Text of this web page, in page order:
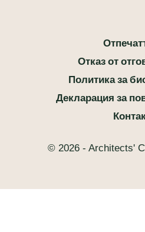
Отказ от
Политика за
Декларация за
© 2026 - Architects'